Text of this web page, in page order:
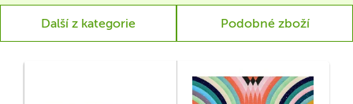
Další z kategorie Podobné zboží